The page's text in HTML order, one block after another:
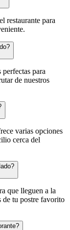
restaurante para
para
de nuestros
varias opciones
cerca del
que lleguen a la
de tu postre favorito